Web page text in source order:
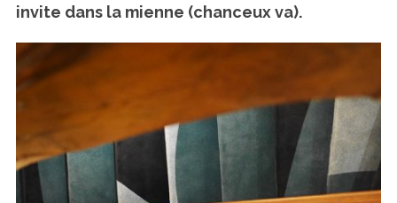
invite dans la mienne (chanceux va).